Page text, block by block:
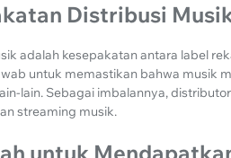
Distribusi
adalah kesepakatan antara label
untuk memastikan bahwa musik
lain. Sebagai imbalannya,
streaming musik.